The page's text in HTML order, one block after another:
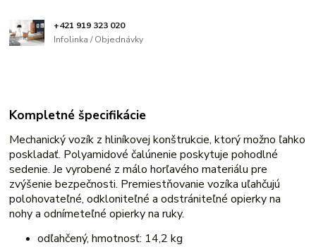
+421 919 323 020
Infolinka / Objednávky
Kompletné špecifikácie
Mechanický vozík z hliníkovej konštrukcie, ktorý možno ľahko
poskladať. Polyamidové čalúnenie poskytuje pohodlné
sedenie. Je vyrobené z málo horľavého materiálu pre
zvýšenie bezpečnosti. Premiestňovanie vozíka uľahčujú
polohovateľné, odkloniteľné a odstrániteľné opierky na
nohy a odnímeteľné opierky na ruky.
odľahčený, hmotnosť: 14,2 kg